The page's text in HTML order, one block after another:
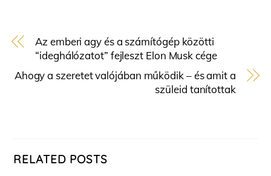
Az emberi agy és a számítógép közötti
“ideghálózatot” fejleszt Elon Musk cége
Ahogy a szeretet valójában működik – és amit a
szüleid tanítottak
RELATED POSTS